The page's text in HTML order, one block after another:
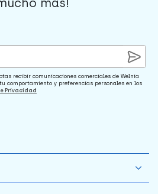
mas!
recibir comunicaciones comerciales de Welnia
comportamiento y preferencias personales en los
Privacidad